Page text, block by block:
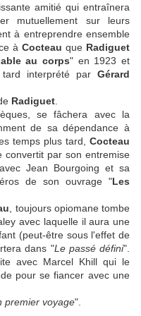
amitié qui entraînera
mutuellement sur leurs
à entreprendre ensemble
à Cocteau que Radiguet
au corps" en 1923 et
interprété par Gérard
Radiguet
se fâchera avec la
de sa dépendance à
temps plus tard, Cocteau
convertit par son entremise
Jean Bourgoing et sa
de son ouvrage "Les
, toujours opiomane tombe
avec laquelle il aura une
(peut-être sous l'effet de
dans "Le passé défini".
avec Marcel Khill qui le
pour se fiancer avec une
premier voyage".